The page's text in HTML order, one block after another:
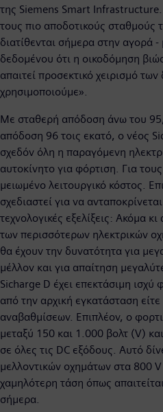
της Siemens Smart Infrastructure.
τους πιο αποδοτικούς σταθμούς
διατίθενται σήμερα στην αγορά -
δεδομένου ότι η οικοδόμηση
απαιτεί προσεκτικό χειρισμό
χρησιμοποιούμε».
Με σταθερή απόδοση άνω του
απόδοση 96 τοις εκατό, ο νέος
σχεδόν όλη η παραγόμενη
αυτοκίνητο για φόρτιση. Για
μειωμένο λειτουργικό κόστος.
σχεδιαστεί για να
τεχνολογικές εξελίξεις: Ακόμα
των περισσότερων ηλεκτρικών
θα έχουν την δυνατότητα για
μέλλον και για απαίτηση
Sicharge D έχει επεκτάσιμη ισχύ
από την αρχική εγκατάσταση είτε
αναβαθμίσεων. Επιπλέον, ο
μεταξύ 150 και 1.000 βολτ (V)
σε όλες τις DC εξόδους. Αυτό
μελλοντικών οχημάτων στα 800
χαμηλότερη τάση όπως
σήμερα.